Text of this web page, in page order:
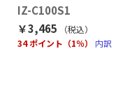
IZ-C100S1
￥3,465
（税込）
34 ポイント（1％）
内訳